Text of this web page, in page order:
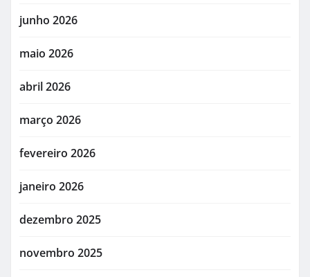
junho 2026
maio 2026
abril 2026
março 2026
fevereiro 2026
janeiro 2026
dezembro 2025
novembro 2025